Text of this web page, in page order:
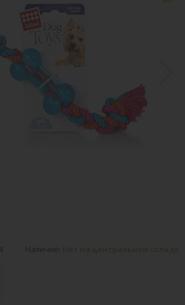
Наличие: Нет на центральном складе